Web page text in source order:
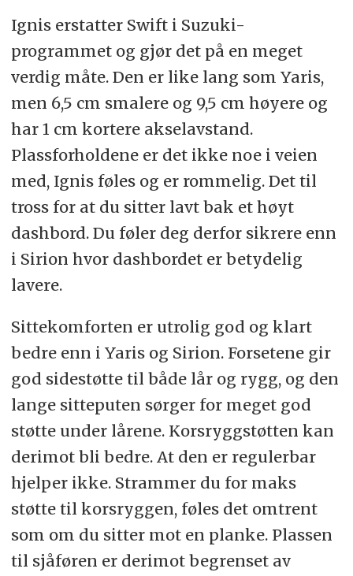
Ignis erstatter Swift i Suzuki-
programmet og gjør det på en meget
verdig måte. Den er like lang som Yaris,
men 6,5 cm smalere og 9,5 cm høyere og
har 1 cm kortere akselavstand.
Plassforholdene er det ikke noe i veien
med, Ignis føles og er rommelig. Det til
tross for at du sitter lavt bak et høyt
dashbord. Du føler deg derfor sikrere enn
i Sirion hvor dashbordet er betydelig
lavere.
Sittekomforten er utrolig god og klart
bedre enn i Yaris og Sirion. Forsetene gir
god sidestøtte til både lår og rygg, og den
lange sitteputen sørger for meget god
støtte under lårene. Korsryggstøtten kan
derimot bli bedre. At den er regulerbar
hjelper ikke. Strammer du for maks
støtte til korsryggen, føles det omtrent
som om du sitter mot en planke. Plassen
til sjåføren er derimot begrenset av